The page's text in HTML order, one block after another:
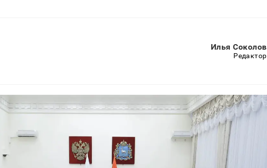
Илья Соколов
Редактор